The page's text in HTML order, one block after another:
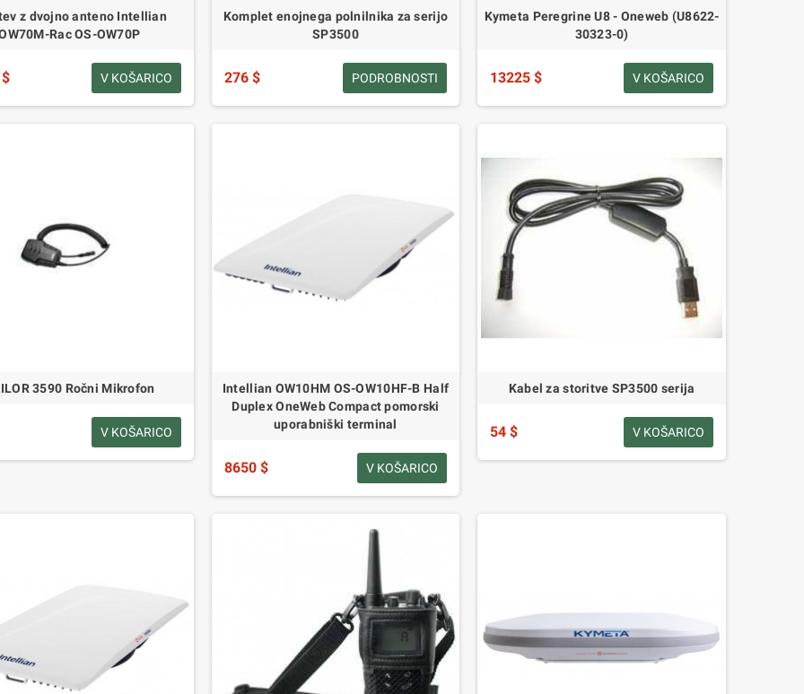
z dvojno anteno Intellian
Rac OS-OW70P
V KOŠARICO
Komplet enojnega polnilnika za serijo
SP3500
276 $ PODROBNOSTI
Kymeta Peregrine U8 - Oneweb (U8622-
30323-0)
13225 $ V KOŠARICO
3590 Ročni Mikrofon
V KOŠARICO
Intellian OW10HM OS-OW10HF-B Half
Duplex OneWeb Compact pomorski
uporabniški terminal
8650 $ V KOŠARICO
Kabel za storitve SP3500 serija
54 $ V KOŠARICO